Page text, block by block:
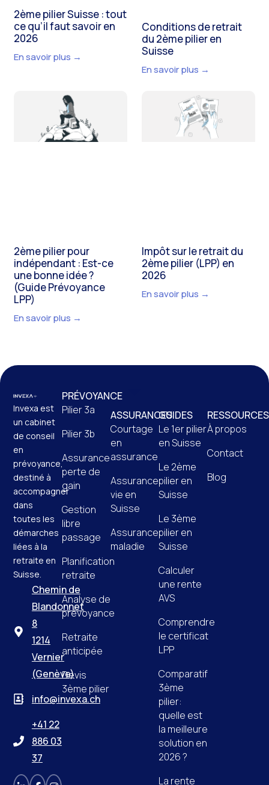
2ème pilier Suisse : tout
ce qu’il faut savoir en
2026
En savoir plus →
Conditions de retrait
du 2ème pilier en
Suisse
En savoir plus →
2ème pilier pour
indépendant : Est-ce
une bonne idée ?
(Guide Prévoyance
LPP)
En savoir plus →
Impôt sur le retrait du
2ème pilier (LPP) en
2026
En savoir plus →
Invexa est
un cabinet
de conseil
en
prévoyance,
destiné à
accompagner
dans
toutes les
démarches
liées à la
retraite en
Suisse.
Chemin de
Blandonnet
8
1214
Vernier
(Genève)
info@invexa.ch
+41 22
886 03
37
PRÉVOYANCE
Pilier 3a
Pilier 3b
Assurance
perte de
gain
Gestion
libre
passage
Planification
retraite
Analyse de
prévoyance
Retraite
anticipée
Devis
3ème pilier
ASSURANCES
Courtage
en
assurance
Assurance
vie en
Suisse
Assurance
maladie
GUIDES
Le 1er pilier
en Suisse
Le 2ème
pilier en
Suisse
Le 3ème
pilier en
Suisse
Calculer
une rente
AVS
Comprendre
le certificat
LPP
Comparatif
3ème
pilier:
quelle est
la meilleure
solution en
2026 ?
La rente
RESSOURCES
À propos
Contact
Blog